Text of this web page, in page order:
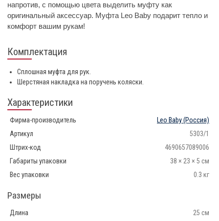
напротив, с помощью цвета выделить муфту как
оригинальный аксессуар. Муфта Leo Baby подарит тепло и
комфорт вашим рукам!
Комплектация
Сплошная муфта для рук.
Шерстяная накладка на поручень коляски.
Характеристики
Фирма-производитель Leo Baby(Россия)
Артикул
5303/1
Штрих-код
4690657089006
Габариты упаковки
38 × 23 × 5 см
Вес упаковки
0.3 кг
Размеры
Длина 25 см